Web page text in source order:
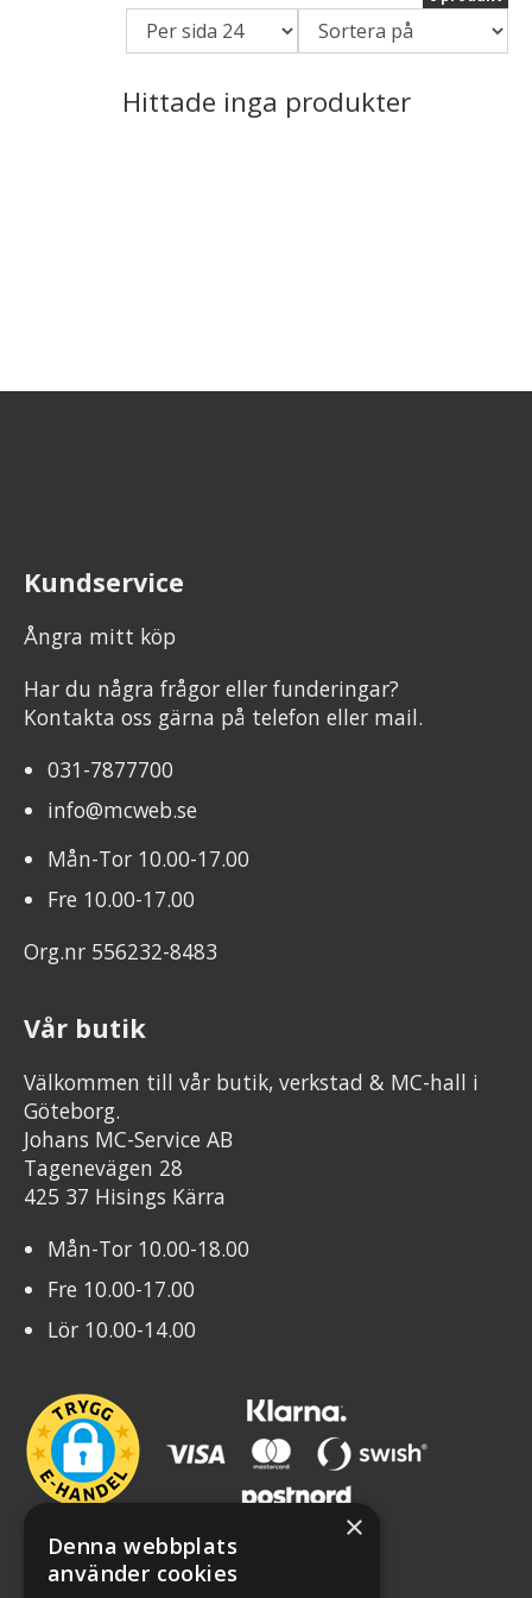
Hittade inga produkter
Kundservice
Ångra mitt köp
Har du några frågor eller funderingar?
Kontakta oss gärna på telefon eller mail.
031-7877700
info@mcweb.se
Mån-Tor 10.00-17.00
Fre 10.00-17.00
Org.nr 556232-8483
Vår butik
Välkommen till vår butik, verkstad & MC-hall i
Göteborg.
Johans MC-Service AB
Tagenevägen 28
425 37 Hisings Kärra
Mån-Tor 10.00-18.00
Fre 10.00-17.00
Lör 10.00-14.00
×
Denna webbplats
använder cookies